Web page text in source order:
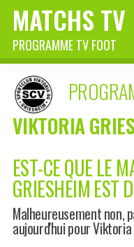
MATCHS TV
PROGRAMME TV FOOT
VIKTORIA
EST-CE QUE LE
GRIESHEIM EST
Malheureusement non,
aujourd'hui pour